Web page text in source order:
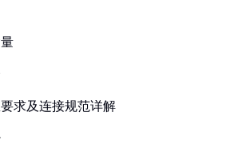
求及连接规范详解